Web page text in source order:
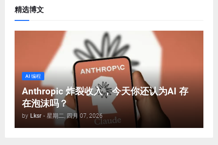
精选博文
AI 编程
Anthropic 炸裂收入，今天你还认为AI 存
在泡沫吗？
by Lksr - 星期二, 四月 07, 2026